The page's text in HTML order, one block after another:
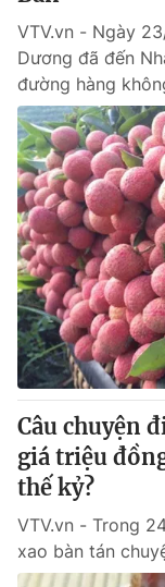
VTV.vn - Ngày
Dương đã đến
đường hàng
Câu chuyện
giá triệu
thế kỷ?
VTV.vn - Trong
xao bàn tán